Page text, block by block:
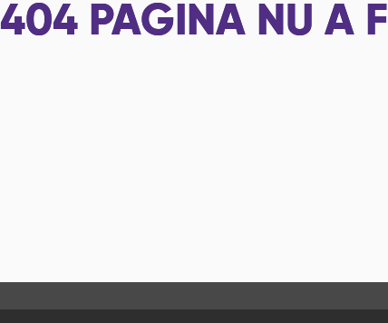
404 PAGINA NU A